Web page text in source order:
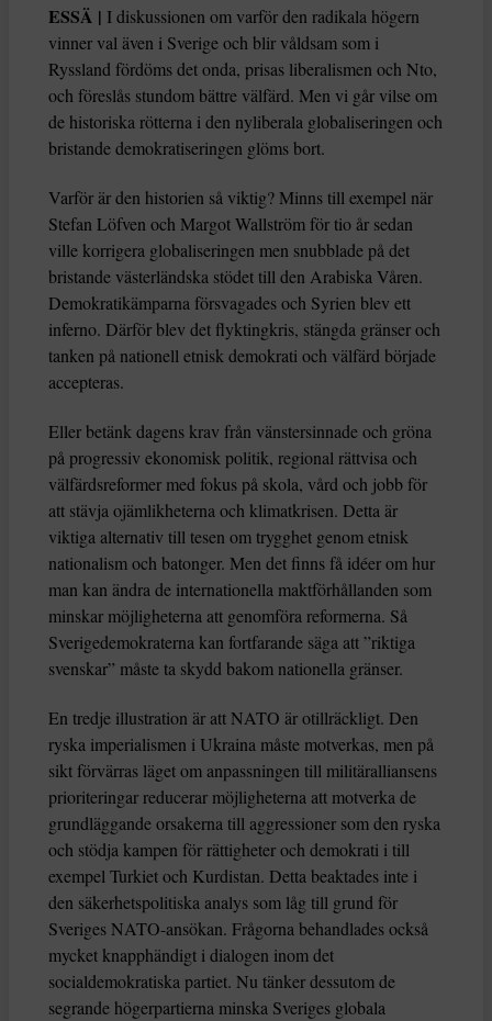
ESSÄ | I diskussionen om varför den radikala högern
vinner val även i Sverige och blir våldsam som i
Ryssland fördöms det onda, prisas liberalismen och Nto,
och föreslås stundom bättre välfärd. Men vi går vilse om
de historiska rötterna i den nyliberala globaliseringen och
bristande demokratiseringen glöms bort.
Varför är den historien så viktig? Minns till exempel när
Stefan Löfven och Margot Wallström för tio år sedan
ville korrigera globaliseringen men snubblade på det
bristande västerländska stödet till den Arabiska Våren.
Demokratikämparna försvagades och Syrien blev ett
inferno. Därför blev det flyktingkris, stängda gränser och
tanken på nationell etnisk demokrati och välfärd började
accepteras.
Eller betänk dagens krav från vänstersinnade och gröna
på progressiv ekonomisk politik, regional rättvisa och
välfärdsreformer med fokus på skola, vård och jobb för
att stävja ojämlikheterna och klimatkrisen. Detta är
viktiga alternativ till tesen om trygghet genom etnisk
nationalism och batonger. Men det finns få idéer om hur
man kan ändra de internationella maktförhållanden som
minskar möjligheterna att genomföra reformerna. Så
Sverigedemokraterna kan fortfarande säga att ”riktiga
svenskar” måste ta skydd bakom nationella gränser.
En tredje illustration är att NATO är otillräckligt. Den
ryska imperialismen i Ukraina måste motverkas, men på
sikt förvärras läget om anpassningen till militäralliansens
prioriteringar reducerar möjligheterna att motverka de
grundläggande orsakerna till aggressioner som den ryska
och stödja kampen för rättigheter och demokrati i till
exempel Turkiet och Kurdistan. Detta beaktades inte i
den säkerhetspolitiska analys som låg till grund för
Sveriges NATO-ansökan. Frågorna behandlades också
mycket knapphändigt i dialogen inom det
socialdemokratiska partiet. Nu tänker dessutom de
segrande högerpartierna minska Sveriges globala